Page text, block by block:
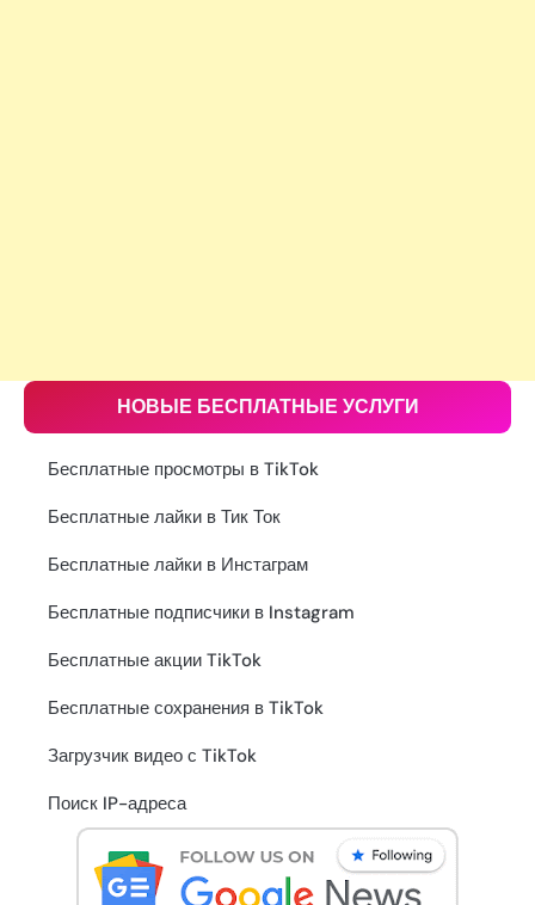
НОВЫЕ БЕСПЛАТНЫЕ УСЛУГИ
Бесплатные просмотры в TikTok
Бесплатные лайки в Тик Ток
Бесплатные лайки в Инстаграм
Бесплатные подписчики в Instagram
Бесплатные акции TikTok
Бесплатные сохранения в TikTok
Загрузчик видео с TikTok
Поиск IP-адреса